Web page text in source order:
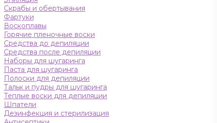
Скрабы и обертывания
Фартуки
Воскоплавы
Горячие пленочные воски
Средства до депиляции
Средства после депиляции
Наборы для шугаринга
Паста для шугаринга
Полоски для депиляции
Тальк и пудры для шугаринга
Теплые воски для депиляции
Шпатели
Дезинфекция и стерилизация